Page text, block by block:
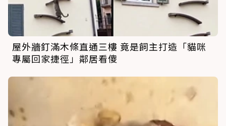
屋外牆釘滿木條直通三樓 竟是飼主打造「貓咪
專屬回家捷徑」鄰居看傻